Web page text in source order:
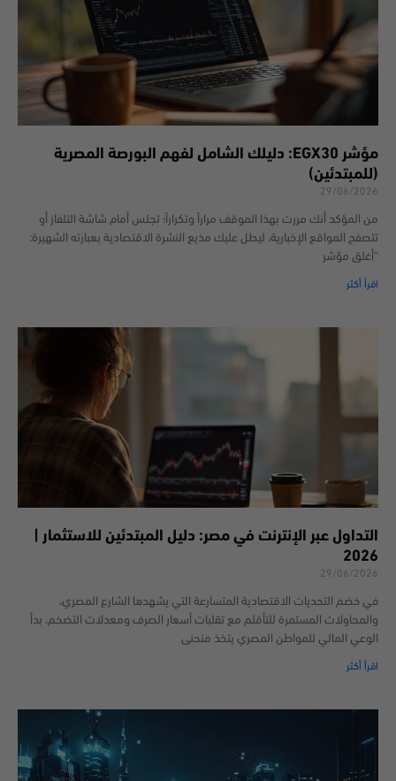
مؤشر EGX30: دليلك الشامل لفهم البورصة المصرية
(للمبتدئين)
29/06/2026
من المؤكد أنك مررت بهذا الموقف مراراً وتكراراً؛ تجلس أمام شاشة التلفاز أو
تتصفح المواقع الإخبارية، ليطل عليك مذيع النشرة الاقتصادية بعبارته الشهيرة:
“أغلق مؤشر
اقرأ أكثر
التداول عبر الإنترنت في مصر: دليل المبتدئين للاستثمار |
2026
29/06/2026
في خضم التحديات الاقتصادية المتسارعة التي يشهدها الشارع المصري،
والمحاولات المستمرة للتأقلم مع تقلبات أسعار الصرف ومعدلات التضخم، بدأ
الوعي المالي للمواطن المصري يتخذ منحنى
اقرأ أكثر